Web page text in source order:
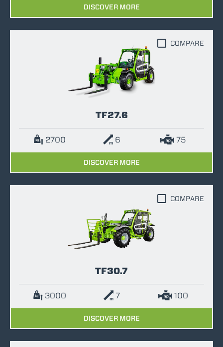
DISCOVER MORE
TF27.6
2700 6 75
DISCOVER MORE
COMPARE
TF30.7
3000 7 100
DISCOVER MORE
COMPARE